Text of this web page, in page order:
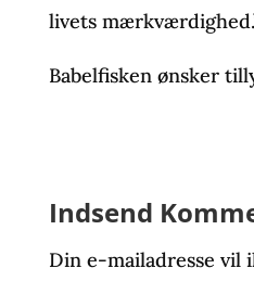
livets
Babelfisken ønsker
Indsend
Din e-mailadresse vil